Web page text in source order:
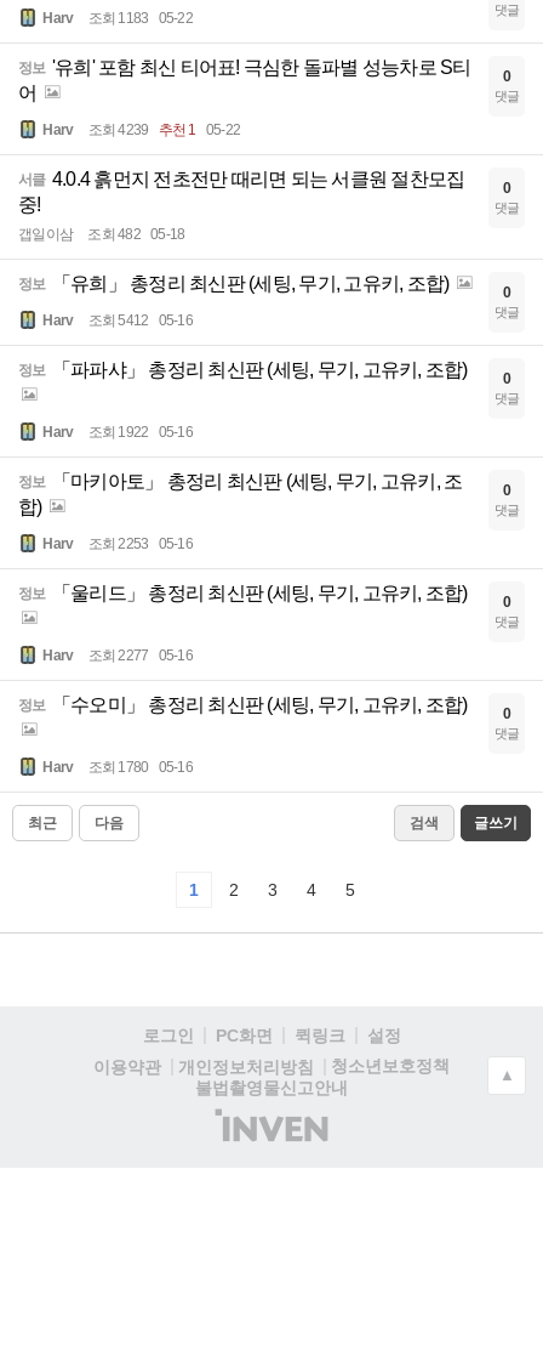
Harv 조회 1183 05-22 댓글
정보 '유희' 포함 최신 티어표! 극심한 돌파별 성능차로 S티
어
Harv 조회 4239 추천 1 05-22
0
댓글
서클 4.0.4 흙먼지 전초전만 때리면 되는 서클원 절찬모집
중!
갭일이삼 조회 482 05-18
0
댓글
정보 「유희」 총정리 최신판 (세팅, 무기, 고유키, 조합)
Harv 조회 5412 05-16
0
댓글
정보 「파파샤」 총정리 최신판 (세팅, 무기, 고유키, 조합)
Harv 조회 1922 05-16
0
댓글
정보
「마키아토」 총정리 최신판 (세팅, 무기, 고유키, 조
합)
Harv 조회 2253 05-16
0
댓글
정보 「울리드」 총정리 최신판 (세팅, 무기, 고유키, 조합)
Harv 조회 2277 05-16
0
댓글
정보 「수오미」 총정리 최신판 (세팅, 무기, 고유키, 조합)
Harv 조회 1780 05-16
0
댓글
최근 다음 검색 글쓰기
1 2 3 4 5
로그인 PC화면 퀵링크
설정
이용약관
개인정보처리방침
청소년보호정책
불법촬영물신고안내
(주)
인
▲